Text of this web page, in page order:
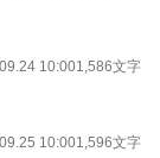
10:001,586文字
10:001,596文字